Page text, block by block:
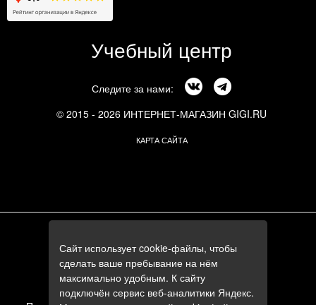
Учебный центр
Следите за нами:
© 2015 - 2026 ИНТЕРНЕТ-МАГАЗИН GIGI.RU
КАРТА САЙТА
+7 (495) 644-84-05
+7 (985) 644-84-05
e-mail:
zakaz@gigi.ru
Сайт использует cookie-файлы, чтобы
сделать ваше пребывание на нём
максимально удобным. К сайту
подключён сервис веб-аналитики Яндекс.